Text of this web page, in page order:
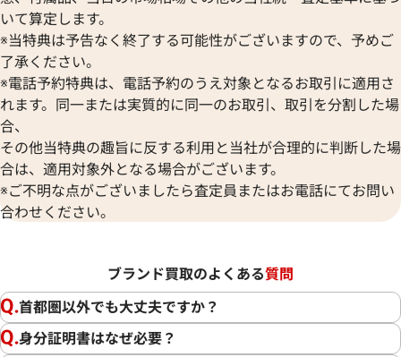
いて算定します。
※当特典は予告なく終了する可能性がございますので、予めご
了承ください。
※電話予約特典は、電話予約のうえ対象となるお取引に適用さ
れます。同一または実質的に同一のお取引、取引を分割した場
合、
その他当特典の趣旨に反する利用と当社が合理的に判断した場
合は、適用対象外となる場合がございます。
※ご不明な点がございましたら査定員またはお電話にてお問い
合わせください。
ブランド買取のよくある質問
首都圏以外でも大丈夫ですか？
身分証明書はなぜ必要？